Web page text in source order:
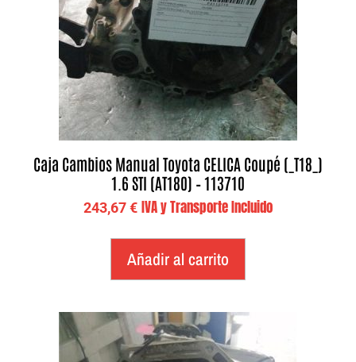
Caja Cambios Manual Toyota CELICA Coupé (_T18_)
1.6 STI (AT180) – 113710
243,67€ IVA y Transporte Incluido
Añadir al carrito